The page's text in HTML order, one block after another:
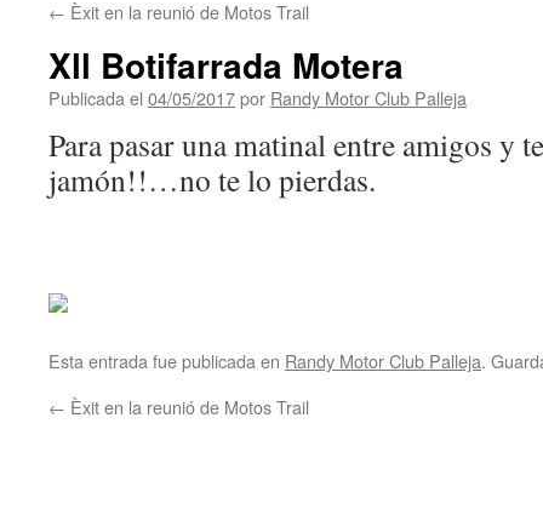
← Èxit en la reunió de Motos Trail
Xll Botifarrada Motera
Publicada el 04/05/2017por Randy Motor Club Palleja
Para pasar una matinal entre amigos y
jamón!!…no te lo pierdas.
Esta entrada fue publicada en Randy Motor Club Palleja.
← Èxit en la reunió de Motos Trail